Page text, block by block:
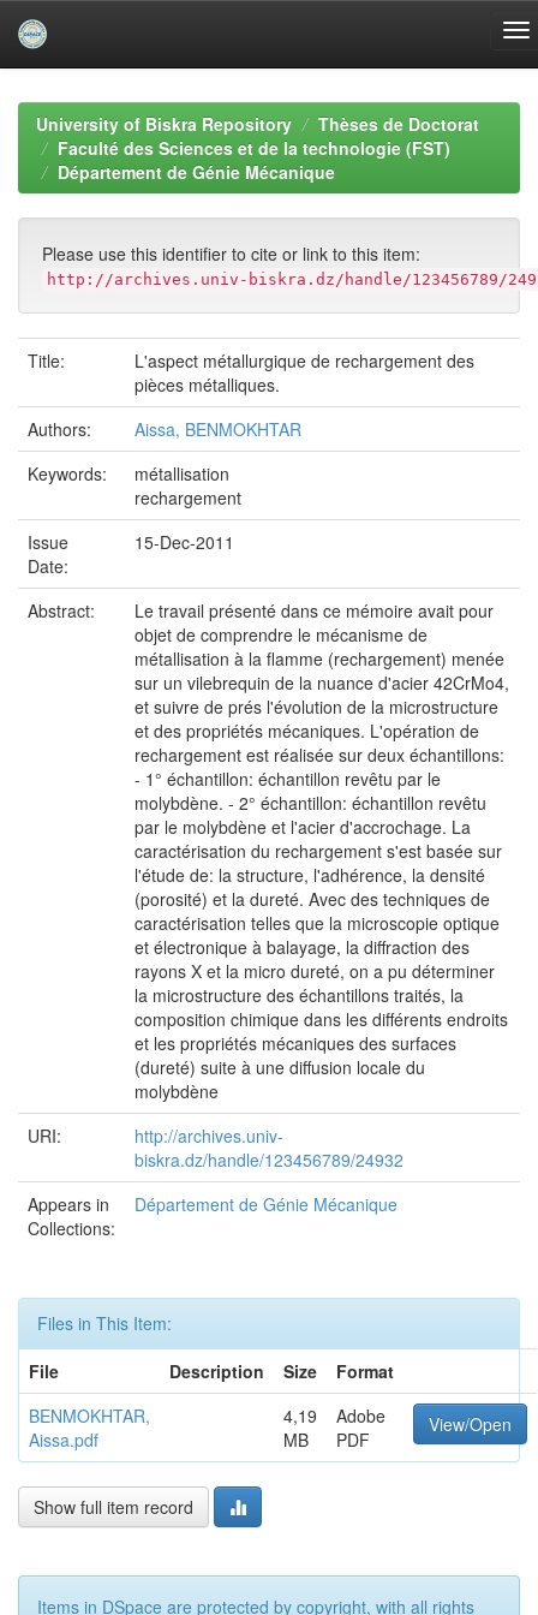
navigationUniversity of Biskra Repository
Thèses de Doctorat
Faculté des Sciences et de la technologie (FST)
Département de Génie Mécanique
Please use this identifier to cite or link to this item:
http://archives.univ-biskra.dz/handle/123456789/
Title:
L'aspect métallurgique de rechargement des
pièces métalliques.
Authors:
Aissa, BENMOKHTAR
Keywords:
métallisation
rechargement
Issue
Date:
15-Dec-2011
Abstract:
Le travail présenté dans ce mémoire avait pour
objet de comprendre le mécanisme de
métallisation à la flamme (rechargement) menée
sur un vilebrequin de la nuance d'acier 42CrMo4,
et suivre de prés l'évolution de la microstructure
et des propriétés mécaniques. L'opération de
rechargement est réalisée sur deux échantillons:
- 1° échantillon: échantillon revêtu par le
molybdène. - 2° échantillon: échantillon revêtu
par le molybdène et l'acier d'accrochage. La
caractérisation du rechargement s'est basée sur
l'étude de: la structure, l'adhérence, la densité
(porosité) et la dureté. Avec des techniques de
caractérisation telles que la microscopie optique
et électronique à balayage, la diffraction des
rayons X et la micro dureté, on a pu déterminer
la microstructure des échantillons traités, la
composition chimique dans les différents endroits
et les propriétés mécaniques des surfaces
(dureté) suite à une diffusion locale du
molybdène
URI:
http://archives.univ-
biskra.dz/handle/123456789/24932
Appears in
Collections:
Département de Génie Mécanique
Files in This Item:
File
Description Size
Format
BENMOKHTAR,
Aissa.pdf
4,19
MB
Adobe
PDF
View/Open
Show full item record
Items in DSpace are protected by copyright, with all rights